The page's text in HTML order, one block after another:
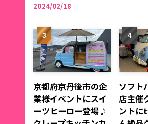
2024/02/18
京都府京丹後市の企
業様イベントにスイ
ーツヒーロー登場♪
ソフト
店主催
ント